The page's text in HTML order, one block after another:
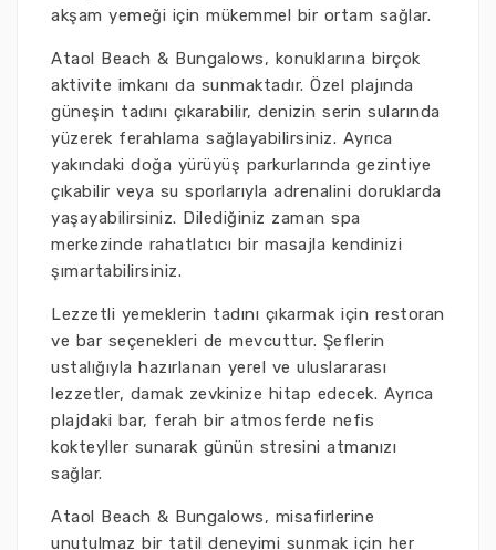
akşam yemeği için mükemmel bir ortam sağlar.
Ataol Beach & Bungalows, konuklarına birçok
aktivite imkanı da sunmaktadır. Özel plajında
güneşin tadını çıkarabilir, denizin serin sularında
yüzerek ferahlama sağlayabilirsiniz. Ayrıca
yakındaki doğa yürüyüş parkurlarında gezintiye
çıkabilir veya su sporlarıyla adrenalini doruklarda
yaşayabilirsiniz. Dilediğiniz zaman spa
merkezinde rahatlatıcı bir masajla kendinizi
şımartabilirsiniz.
Lezzetli yemeklerin tadını çıkarmak için restoran
ve bar seçenekleri de mevcuttur. Şeflerin
ustalığıyla hazırlanan yerel ve uluslararası
lezzetler, damak zevkinize hitap edecek. Ayrıca
plajdaki bar, ferah bir atmosferde nefis
kokteyller sunarak günün stresini atmanızı
sağlar.
Ataol Beach & Bungalows, misafirlerine
unutulmaz bir tatil deneyimi sunmak için her